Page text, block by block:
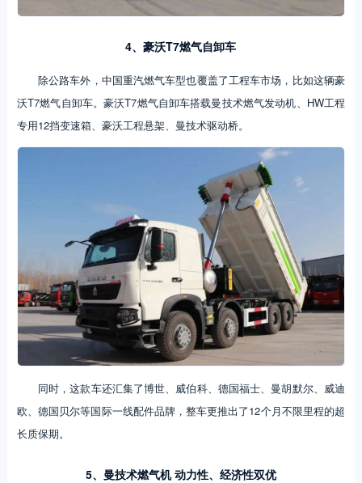
4、豪沃T7燃气自卸车
除公路车外，中国重汽燃气车型也覆盖了工程车市场，比如这辆豪
沃T7燃气自卸车。豪沃T7燃气自卸车搭载曼技术燃气发动机、HW工程
专用12挡变速箱、豪沃工程悬架、曼技术驱动桥。
同时，这款车还汇集了博世、威伯科、德国福士、曼胡默尔、威迪
欧、德国贝尔等国际一线配件品牌，整车更推出了12个月不限里程的超
长质保期。
5、曼技术燃气机 动力性、经济性双优